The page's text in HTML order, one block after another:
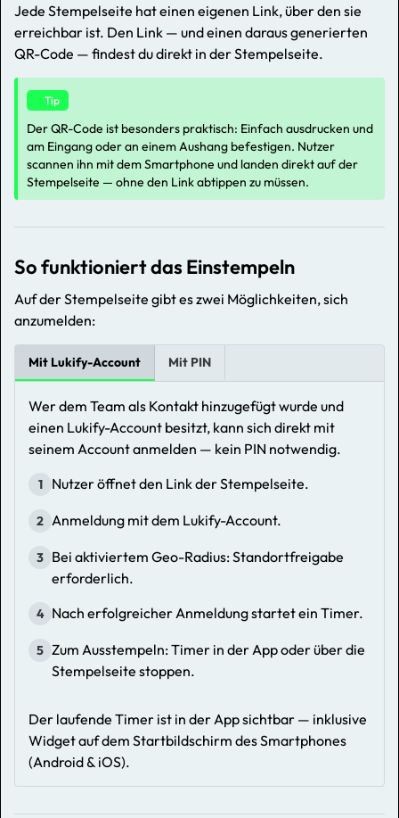
Jede Stempelseite hat einen eigenen Link, über den sie
erreichbar ist. Den Link — und einen daraus generierten
QR-Code — findest du direkt in der Stempelseite.
Tip
Der QR-Code ist besonders praktisch: Einfach ausdrucken und
am Eingang oder an einem Aushang befestigen. Nutzer
scannen ihn mit dem Smartphone und landen direkt auf der
Stempelseite — ohne den Link abtippen zu müssen.
So funktioniert das Einstempeln
Auf der Stempelseite gibt es zwei Möglichkeiten, sich
anzumelden:
Mit Lukify-Account Mit PIN
Wer dem Team als Kontakt hinzugefügt wurde und
einen Lukify-Account besitzt, kann sich direkt mit
seinem Account anmelden — kein PIN notwendig.
1 Nutzer öffnet den Link der Stempelseite.
2 Anmeldung mit dem Lukify-Account.
3 Bei aktiviertem Geo-Radius: Standortfreigabe
erforderlich.
4 Nach erfolgreicher Anmeldung startet ein Timer.
5 Zum Ausstempeln: Timer in der App oder über die
Stempelseite stoppen.
Der laufende Timer ist in der App sichtbar — inklusive
Widget auf dem Startbildschirm des Smartphones
(Android & iOS).